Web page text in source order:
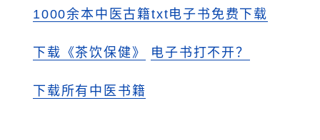
1000余本中医古籍txt电子书免费下载
下载《茶饮保健》 电子书打不开？
下载所有中医书籍